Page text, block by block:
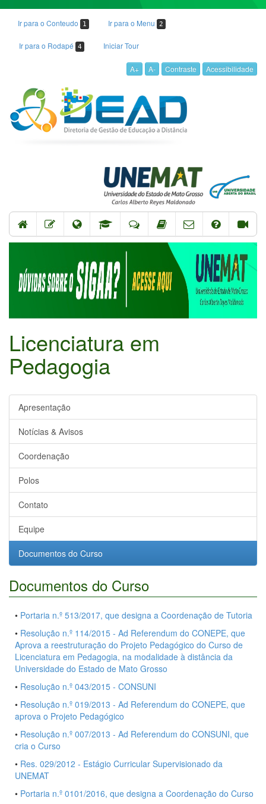
Ir para o Conteudo 1 Ir para o Menu 2
Ir para o Rodapé 4 Iniciar Tour
A+ A- Contraste Acessibilidade
Licenciatura em
Pedagogia
Apresentação
Notícias & Avisos
Coordenação
Polos
Contato
Equipe
Documentos do Curso
Documentos do Curso
• Portaria n.º 513/2017, que designa a Coordenação de Tutoria
• Resolução n.º 114/2015 - Ad Referendum do CONEPE, que
Aprova a reestruturação do Projeto Pedagógico do Curso de
Licenciatura em Pedagogia, na modalidade à distância da
Universidade do Estado de Mato Grosso
• Resolução n.º 043/2015 - CONSUNI
• Resolução n.º 019/2013 - Ad Referendum do CONEPE, que
aprova o Projeto Pedagógico
• Resolução n.º 007/2013 - Ad Referendum do CONSUNI, que
cria o Curso
• Res. 029/2012 - Estágio Curricular Supervisionado da
UNEMAT
• Portaria n.º 0101/2016, que designa a Coordenação do Curso